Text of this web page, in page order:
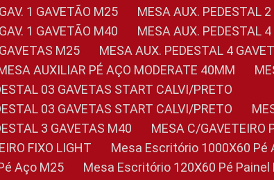
1 GAVETÃO M25
MESA AUX. PEDESTAL
1 GAVETÃO M40
MESA AUX. PEDESTAL
GAVETAS M25
MESA AUX. PEDESTAL 4
MESA AUXILIAR PÉ AÇO MODERATE 40MM
03 GAVETAS START CALVI/PRETO
03 GAVETAS START CALVI/PRETO
3 GAVETAS M40
MESA C/
FIXO LIGHT
Mesa Escritório 1000X60 Pé
Aço M25
Mesa Escritório 120X60 Pé Painel